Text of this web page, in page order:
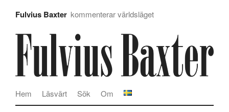
Fulvius Baxter kommenterar världsläget
Om
Sök
Läsvärt
Hem